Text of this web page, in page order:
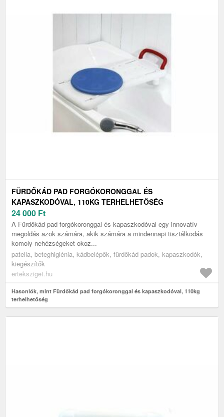
FÜRDŐKÁD PAD FORGÓKORONGGAL ÉS
KAPASZKODÓVAL, 110KG TERHELHETŐSÉG
24 000 Ft
A Fürdőkád pad forgókoronggal és kapaszkodóval egy innovatív
megoldás azok számára, akik számára a mindennapi tisztálkodás
komoly nehézségeket okoz...
patella, beteghigiénia, kádbelépők, fürdőkád padok, kapaszkodók,
kiegészítők
erteksziget.hu
Hasonlók, mint Fürdőkád pad forgókoronggal és kapaszkodóval, 110kg
terhelhetőség